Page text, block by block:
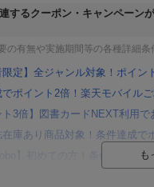
するクーポン・キャンペーン
の有無や実施期間等の各種詳細条
限定】全ジャンル対象！ポイ
ポイント2倍！楽天モバイル
ト3倍】図書カードNEXT利用
在庫あり商品対象！条件達成で
】初めての方！条件達成で